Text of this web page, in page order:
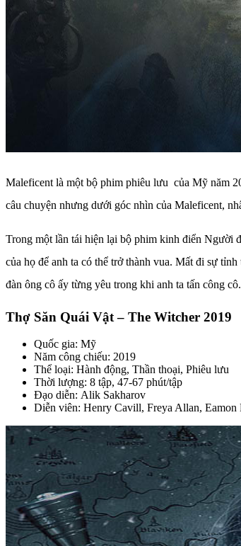
Maleficent là một bộ phim phiêu lưu của Mỹ năm
câu chuyện nhưng dưới góc nhìn của Maleficent,
Trong một lần tái hiện lại bộ phim kinh điển Người
của họ để anh ta có thể trở thành vua. Mất đi sự
đàn ông cô ấy từng yêu trong khi anh ta tấn công cô.
Thợ Săn Quái Vật – The Witcher 2019
Quốc gia: Mỹ
Năm công chiếu: 2019
Thể loại: Hành động, Thần thoại, Phiêu lưu
Thời lượng: 8 tập, 47-67 phút/tập
Đạo diễn: Alik Sakharov
Diễn viên: Henry Cavill, Freya Allan,